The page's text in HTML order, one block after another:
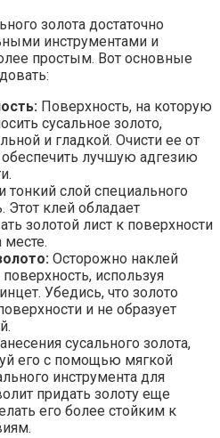
золота достаточно
инструментами и
простым. Вот основные
Поверхность, на которую
сусальное золото,
и гладкой. Очисти ее от
лучшую адгезию
тонкий слой специального
Этот клей обладает
золотой лист к поверхности
месте.
Осторожно наклей
используя
Убедись, что золото
и не образует
сусального золота,
его с помощью мягкой
инструмента для
придать золоту еще
его более стойким к